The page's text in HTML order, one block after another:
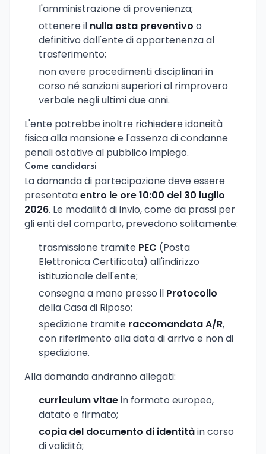
l'amministrazione di provenienza;
ottenere il nulla osta preventivo o
definitivo dall'ente di appartenenza al
trasferimento;
non avere procedimenti disciplinari in
corso né sanzioni superiori al rimprovero
verbale negli ultimi due anni.
L'ente potrebbe inoltre richiedere idoneità
fisica alla mansione e l'assenza di condanne
penali ostative al pubblico impiego.
Come candidarsi
La domanda di partecipazione deve essere
presentataentro le ore 10:00 del 30 luglio
2026. Le modalità di invio, come da prassi per
gli enti del comparto, prevedono solitamente:
trasmissione tramite PEC (Posta
Elettronica Certificata) all'indirizzo
istituzionale dell'ente;
consegna a mano presso il Protocollo
della Casa di Riposo;
spedizione tramite raccomandata A/R,
con riferimento alla data di arrivo e non di
spedizione.
Alla domanda andranno allegati:
curriculum vitaein formato europeo,
datato e firmato;
copia del documento di identitàin corso
di validità;